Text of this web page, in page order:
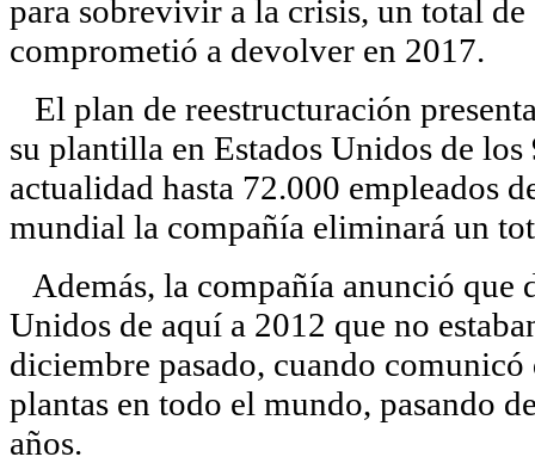
para sobrevivir a la crisis, un total
comprometió a devolver en 2017.
El plan de reestructuración
su plantilla en Estados Unidos de
actualidad hasta 72.000 empleados
mundial la compañía eliminará un
Además, la compañía anunció que
Unidos de aquí a 2012 que no
diciembre pasado, cuando
plantas en todo el mundo, pasando
años.